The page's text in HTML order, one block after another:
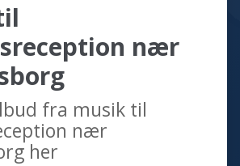
nær
fra musik til
nær
her